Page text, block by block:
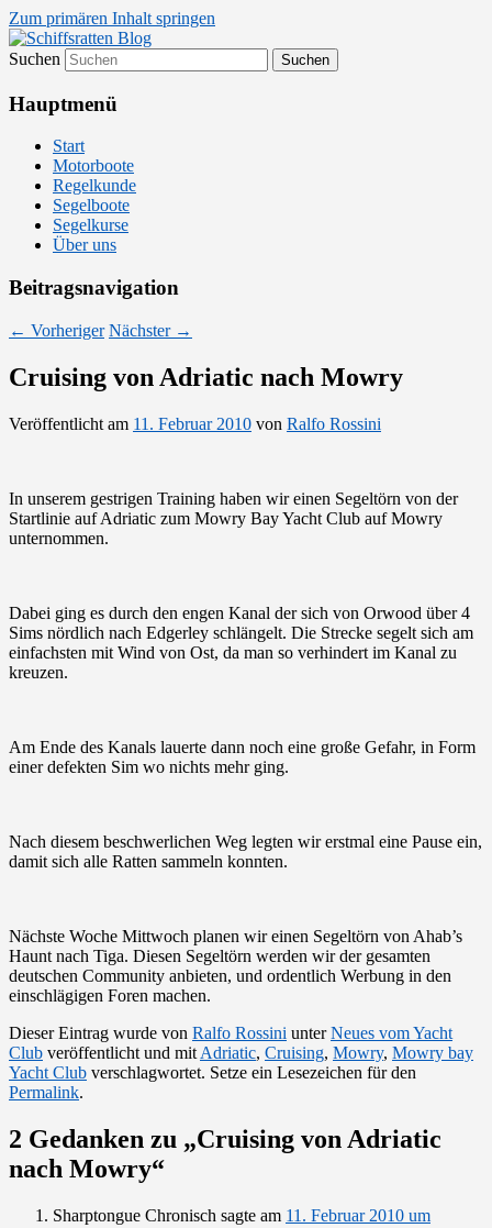
Zum primären Inhalt springen
Schiffsratten Blog
Segelsport in Second Life
Suchen
Hauptmenü
Start
Motorboote
Regelkunde
Segelboote
Segelkurse
Über uns
Beitragsnavigation
← Vorheriger Nächster →
Cruising von Adriatic nach Mowry
Veröffentlicht am 11. Februar 2010 von Ralfo Rossini
In unserem gestrigen Training haben wir einen Segeltörn von der
Startlinie auf Adriatic zum Mowry Bay Yacht Club auf Mowry
unternommen.
Dabei ging es durch den engen Kanal der sich von Orwood über 4
Sims nördlich nach Edgerley schlängelt. Die Strecke segelt sich am
einfachsten mit Wind von Ost, da man so verhindert im Kanal zu
kreuzen.
Am Ende des Kanals lauerte dann noch eine große Gefahr, in Form
einer defekten Sim wo nichts mehr ging.
Nach diesem beschwerlichen Weg legten wir erstmal eine Pause ein,
damit sich alle Ratten sammeln konnten.
Nächste Woche Mittwoch planen wir einen Segeltörn von Ahab’s
Haunt nach Tiga. Diesen Segeltörn werden wir der gesamten
deutschen Community anbieten, und ordentlich Werbung in den
einschlägigen Foren machen.
Dieser Eintrag wurde von Ralfo Rossini unterNeues vom Yacht
Club veröffentlicht und mit Adriatic, Cruising, Mowry, Mowry bay
Yacht Club verschlagwortet. Setze ein Lesezeichen für den
Permalink.
2 Gedanken zu „Cruising von Adriatic
nach Mowry“
Sharptongue Chronisch sagte am 11. Februar 2010 um